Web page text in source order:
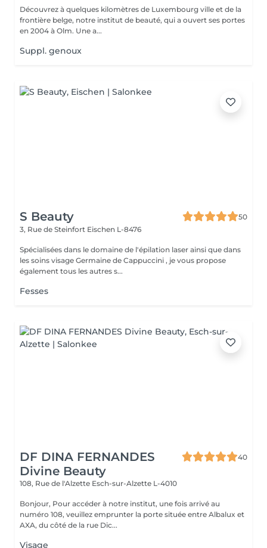
Découvrez à quelques kilomètres de Luxembourg ville et de la
frontière belge, notre institut de beauté, qui a ouvert ses portes
en 2004 à Olm. Une a...
Suppl. genoux
S Beauty
50
3, Rue de Steinfort Eischen L-8476
Spécialisées dans le domaine de l'épilation laser ainsi que dans
les soins visage Germaine de Cappuccini , je vous propose
également tous les autres s...
Fesses
DF DINA FERNANDES
Divine Beauty
40
108, Rue de l'Alzette Esch-sur-Alzette L-4010
Bonjour, Pour accéder à notre institut, une fois arrivé au
numéro 108, veuillez emprunter la porte située entre Albalux et
AXA, du côté de la rue Dic...
Visage